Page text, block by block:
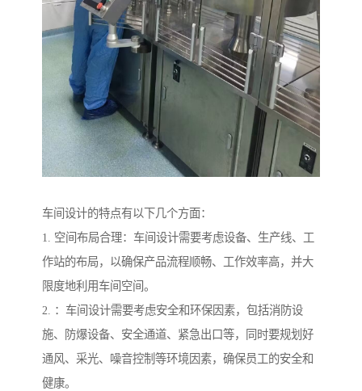
车间设计的特点有以下几个方面：
1. 空间布局合理：车间设计需要考虑设备、生产线、工
作站的布局，以确保产品流程顺畅、工作效率高，并大
限度地利用车间空间。
2. ：车间设计需要考虑安全和环保因素，包括消防设
施、防爆设备、安全通道、紧急出口等，同时要规划好
通风、采光、噪音控制等环境因素，确保员工的安全和
健康。